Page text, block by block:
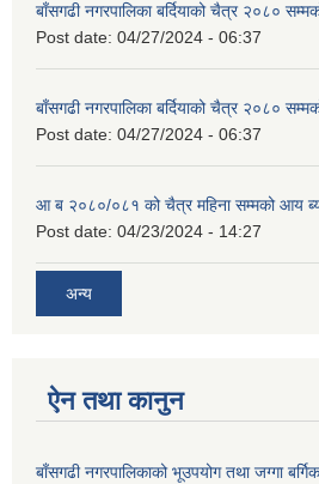
बाँसगढी नगरपालिका बर्दियाको चैत्र २०८०
Post date: 04/27/2024 - 06:37
बाँसगढी नगरपालिका बर्दियाको चैत्र २०८०
Post date: 04/27/2024 - 06:37
आ ब २०८०/०८१ को चैत्र महिना सम्मको आय
Post date: 04/23/2024 - 14:27
अन्य
ऐन तथा कानुन
बाँसगढी नगरपालिकाको भूउपयोग तथा जग्गा